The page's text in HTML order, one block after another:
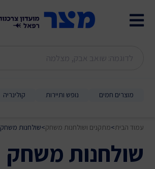
נופש ותיירות קולינריה מוצרים חמים
עמוד הבית>מתקנים ושולחנות משחק>שולחנות משחק
שולחנות משחק